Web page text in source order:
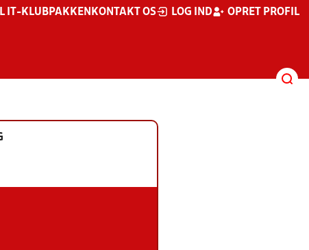
IT-KLUBPAKKEN KONTAKT OS LOG IND OPRET PROFIL